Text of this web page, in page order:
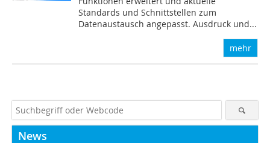
Standards und Schnittstellen zum
Datenaustausch angepasst. Ausdruck und...
mehr
News